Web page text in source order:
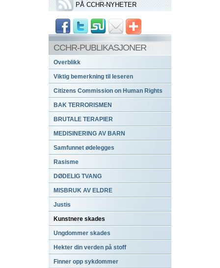
PÅ CCHR-NYHETER
CCHR-PUBLIKASJONER
Overblikk
Viktig bemerkning til leseren
Citizens Commission on Human Rights
BAK TERRORISMEN
BRUTALE TERAPIER
MEDISINERING AV BARN
Samfunnet ødelegges
Rasisme
DØDELIG TVANG
MISBRUK AV ELDRE
Justis
Kunstnere skades
Ungdommer skades
Hekter din verden på stoff
Finner opp sykdommer